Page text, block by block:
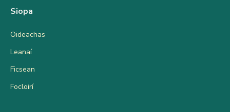
Siopa
Oideachas
Leanaí
Ficsean
Focloirí